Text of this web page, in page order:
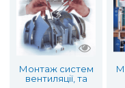
Монтаж систем
вентиляції, та